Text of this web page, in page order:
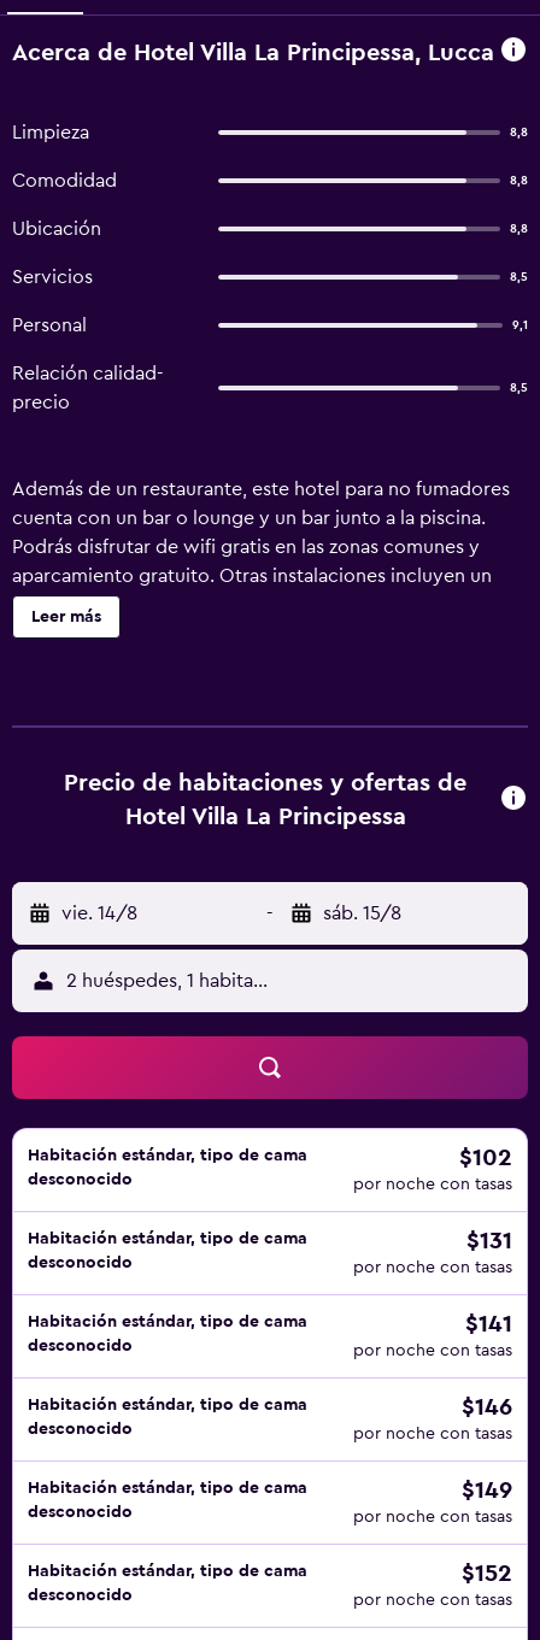
Acerca de Hotel Villa La Principessa, Lucca
Limpieza 8,8
Comodidad 8,8
Ubicación 8,8
Servicios 8,5
Personal 9,1
Relación calidad-
precio
8,5
Además de un restaurante, este hotel para no fumadores
cuenta con un bar o lounge y un bar junto a la piscina.
Podrás disfrutar de wifi gratis en las zonas comunes y
aparcamiento gratuito. Otras instalaciones incluyen un
bar-cafetería, una piscina de temporada y un centro de
negocios. Villa La Principessa ofrece 40 alojamientos, con
personal gratuitos y secador de pelo. Los huéspedes
pueden navegar por la web gracias a nuestro acceso a
teléfono; se ofrecen llamadas locales gratuitas (pueden
existir restricciones). Se ofrece servicio de limpieza todos
los días. Los servicios de ocio y esparcimiento en este
hotel incluyen piscina al aire libre de temporada.
Leer más
Precio de habitaciones y ofertas de
Hotel Villa La Principessa
vie. 14/8 - sáb. 15/8
2 huéspedes, 1 habitación
Habitación estándar, tipo de cama
desconocido
$102
por noche con tasas
Habitación estándar, tipo de cama
desconocido
$131
por noche con tasas
Habitación estándar, tipo de cama
desconocido
$141
por noche con tasas
Habitación estándar, tipo de cama
desconocido
$146
por noche con tasas
Habitación estándar, tipo de cama
desconocido
$149
por noche con tasas
Habitación estándar, tipo de cama
desconocido
$152
por noche con tasas